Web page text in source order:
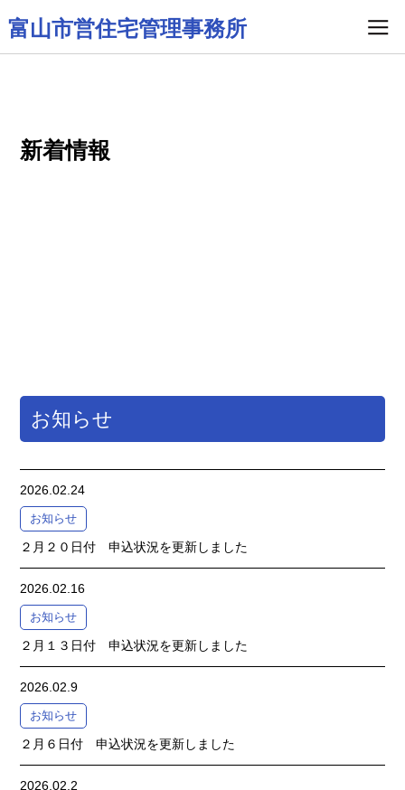
富山市営住宅管理事務所
新着情報
お知らせ
2026.02.24
お知らせ
２月２０日付 申込状況を更新しました
2026.02.16
お知らせ
２月１３日付 申込状況を更新しました
2026.02.9
お知らせ
２月６日付 申込状況を更新しました
2026.02.2